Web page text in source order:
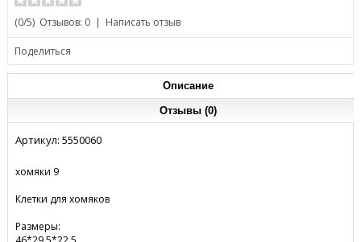
(0/5) Отзывов: 0| Написать отзыв
Поделиться
Описание
Отзывы (0)
Артикул: 5550060
хомяки 9
Клетки для хомяков
Размеры: